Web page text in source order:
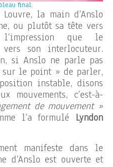
final.
la main d’Anslo
ou plutôt sa tête vers
que le
son interlocuteur.
si Anslo ne parle pas
le point » de parler,
instable, disons
mouvements, c’est-à-
de mouvement »
l’a formulé Lyndon
manifeste dans le
d’Anslo est ouverte et